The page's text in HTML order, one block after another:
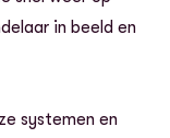
in beeld en
systemen en